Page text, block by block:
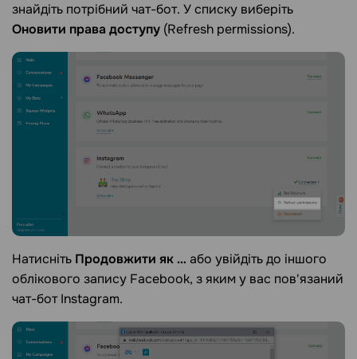
знайдіть потрібний чат-бот. У списку виберіть
Оновити права доступу (Refresh permissions).
Натисніть Продовжити як … або увійдіть до іншого
облікового запису Facebook, з яким у вас пов'язаний
чат-бот Instagram.